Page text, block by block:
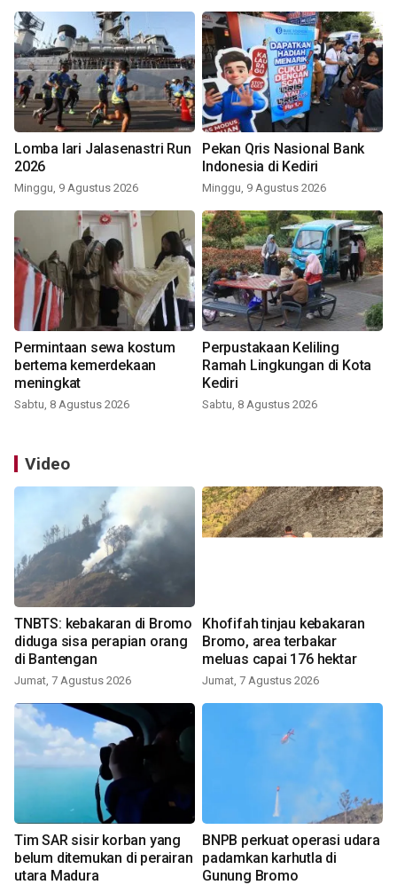
Lomba lari Jalasenastri Run
2026
Minggu, 9 Agustus 2026
Pekan Qris Nasional Bank
Indonesia di Kediri
Minggu, 9 Agustus 2026
Permintaan sewa kostum
bertema kemerdekaan
meningkat
Sabtu, 8 Agustus 2026
Perpustakaan Keliling
Ramah Lingkungan di Kota
Kediri
Sabtu, 8 Agustus 2026
Video
TNBTS: kebakaran di Bromo
diduga sisa perapian orang
di Bantengan
Jumat, 7 Agustus 2026
Khofifah tinjau kebakaran
Bromo, area terbakar
meluas capai 176 hektar
Jumat, 7 Agustus 2026
Tim SAR sisir korban yang
belum ditemukan di perairan
utara Madura
BNPB perkuat operasi udara
padamkan karhutla di
Gunung Bromo